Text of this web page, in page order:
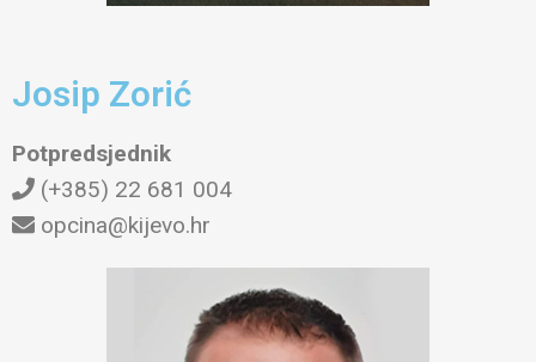
Josip Zorić
Potpredsjednik
(+385) 22 681 004
opcina@kijevo.hr